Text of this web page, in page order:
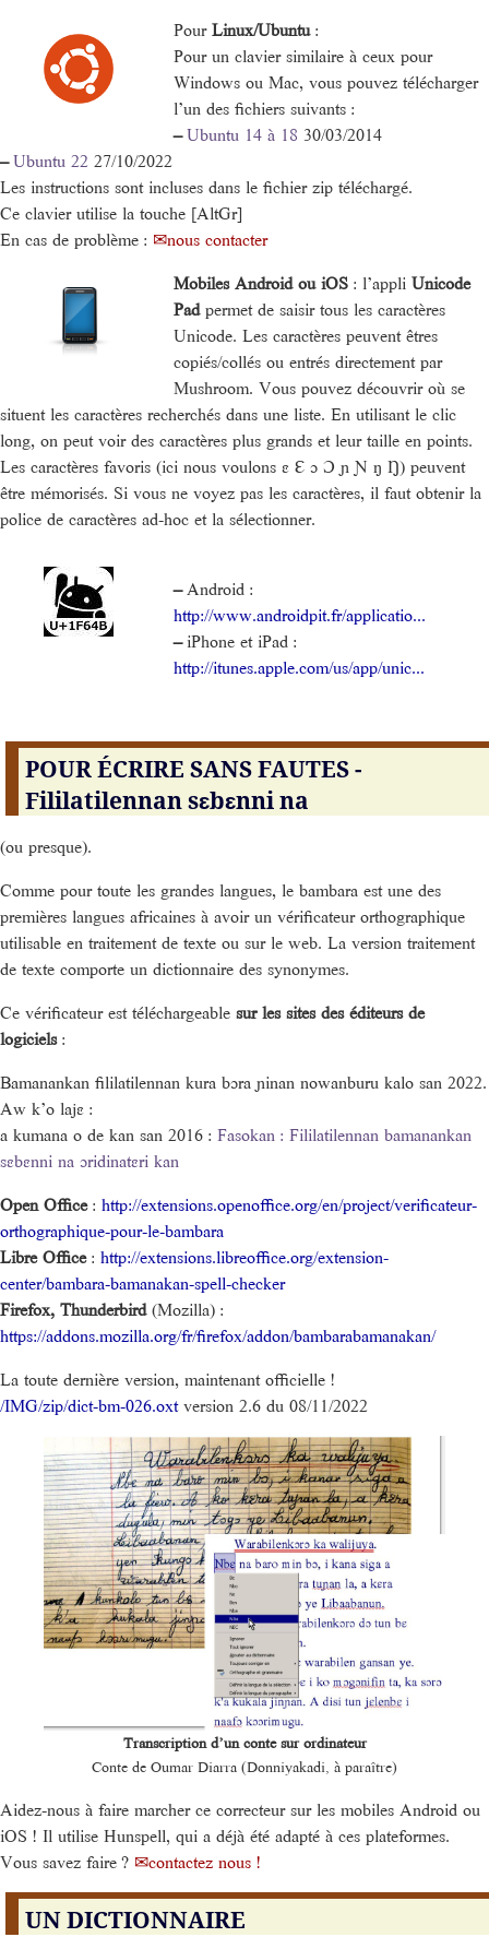
PourLinux/Ubuntu:
Pour un clavier similaire à ceux pour
Windows ou Mac, vous pouvez télécharger
l’un des fichiers suivants :
–Ubuntu 14 à 18 30/03/2014
–Ubuntu 22 27/10/2022
Les instructions sont incluses dans le fichier zip téléchargé.
Ce clavier utilise la touche [AltGr]
En cas de problème :
nous contacter
Mobiles Android ou iOS : l’appli Unicode
Padpermet de saisir tous les caractères
Unicode. Les caractères peuvent êtres
copiés/collés ou entrés directement par
Mushroom. Vous pouvez découvrir où se
situent les caractères recherchés dans une liste. En utilisant le clic
long, on peut voir des caractères plus grands et leur taille en points.
Les caractères favoris (ici nous voulons ɛ Ɛ ɔ Ɔ ɲ Ɲ ŋ Ŋ) peuvent
être mémorisés. Si vous ne voyez pas les caractères, il faut obtenir la
police de caractères ad-hoc et la sélectionner.
–Android :
http://www.androidpit.fr/applicatio...
–iPhone et iPad :
http://itunes.apple.com/us/app/unic...
POUR ÉCRIRE SANS FAUTES -
Fililatilennan sɛbɛnni na
(ou presque).
Comme pour toute les grandes langues, le bambara est une des
premières langues africaines à avoir un vérificateur orthographique
utilisable en traitement de texte ou sur le web. La version traitement
de texte comporte un dictionnaire des synonymes.
Ce vérificateur est téléchargeable sur les sites des éditeurs de
logiciels:
Bamanankan fililatilennan kura bɔra ɲinan nowanburu kalo san 2022.
Aw k’o lajɛ :
a kumana o de kan san 2016 : Fasokan : Fililatilennan bamanankan
sɛbɛnni na ɔridinatɛri kan
Open Office: http://extensions.openoffice.org/en/project/verificateur-
orthographique-pour-le-bambara
Libre Office: http://extensions.libreoffice.org/extension-
center/bambara-bamanakan-spell-checker
Firefox, Thunderbird(Mozilla) :
https://addons.mozilla.org/fr/firefox/addon/bambarabamanakan/
La toute dernière version, maintenant officielle !
/IMG/zip/dict-bm-026.oxtversion 2.6 du 08/11/2022
Transcription d’un conte sur ordinateur
Conte de Oumar Diarra (Donniyakadi, à paraître)
Aidez-nous à faire marcher ce correcteur sur les mobiles Android ou
iOS ! Il utilise Hunspell, qui a déjà été adapté à ces plateformes.
Vous savez faire ?
contactez nous !
UN DICTIONNAIRE